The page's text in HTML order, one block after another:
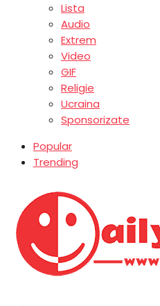
Lista
Audio
Extrem
Video
GIF
Religie
Ucraina
Sponsorizate
Popular
Trending